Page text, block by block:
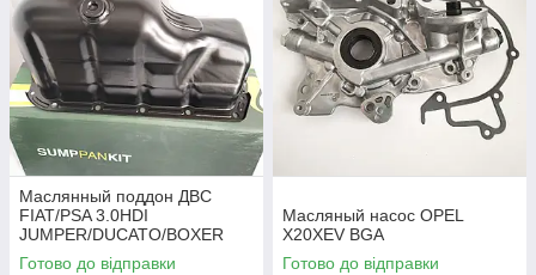
Маслянный поддон ДВС
FIAT/PSA 3.0HDI
JUMPER/DUCATO/BOXER
2006-2012 BGA
Готово до відправки
Масляный насос OPEL
X20XEV BGA
Готово до відправки